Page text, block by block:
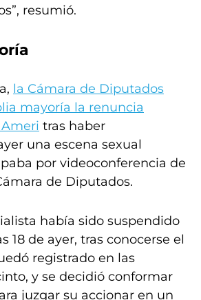
resumió.
la Cámara de Diputados
mayoría la renuncia
tras haber
una escena sexual
por videoconferencia de
de Diputados.
había sido suspendido
18 de ayer, tras conocerse el
registrado en las
y se decidió conformar
juzgar su accionar en un